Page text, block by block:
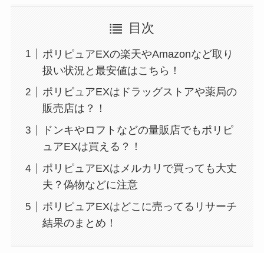
目次
ポリピュアEXの楽天やAmazonなど取り
扱い状況と最安値はこちら！
ポリピュアEXはドラッグストアや薬局の
販売店は？！
ドンキやロフトなどの量販店でもポリピ
ュアEXは買える？！
ポリピュアEXはメルカリで買っても大丈
夫？偽物などに注意
ポリピュアEXはどこに売ってるリサーチ
結果のまとめ！